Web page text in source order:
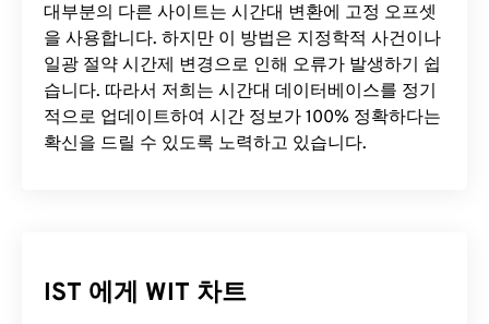
대부분의 다른 사이트는 시간대 변환에 ​​고정 오프셋
을 사용합니다. 하지만 이 방법은 지정학적 사건이나
일광 절약 시간제 변경으로 인해 오류가 발생하기 쉽
습니다. 따라서 저희는 시간대 데이터베이스를 정기
적으로 업데이트하여 시간 정보가 100% 정확하다는
확신을 드릴 수 있도록 노력하고 있습니다.
IST 에게 WIT 차트